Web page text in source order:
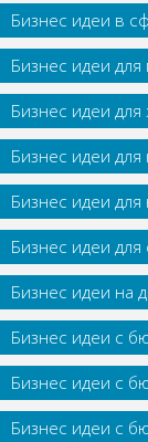
Бизнес идеи в
Бизнес идеи
Бизнес идеи
Бизнес идеи
Бизнес идеи
Бизнес идеи для
Бизнес идеи на
Бизнес идеи с
Бизнес идеи с
Бизнес идеи с